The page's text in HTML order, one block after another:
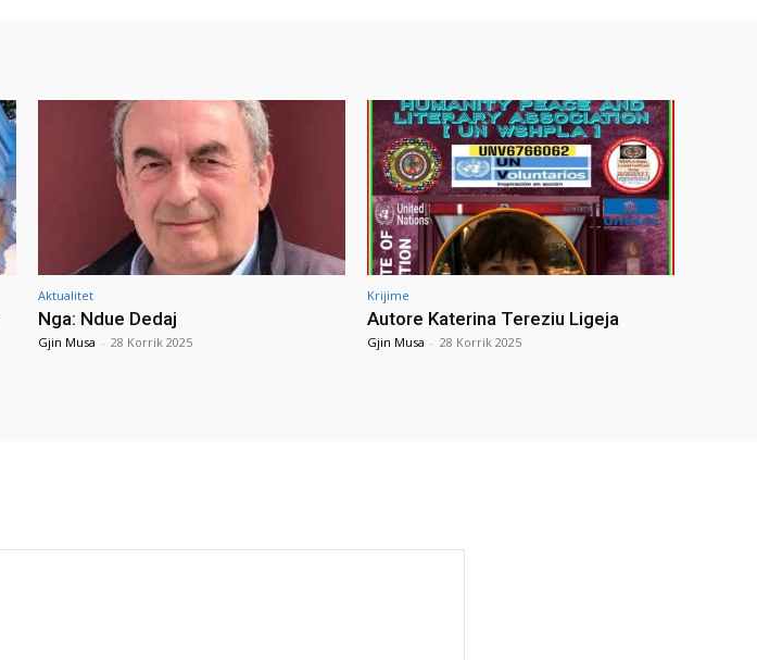
Aktualitet
Nga: Ndue Dedaj
Gjin Musa - 28 Korrik 2025
Krijime
Autore Katerina Tereziu Ligeja
Gjin Musa - 28 Korrik 2025